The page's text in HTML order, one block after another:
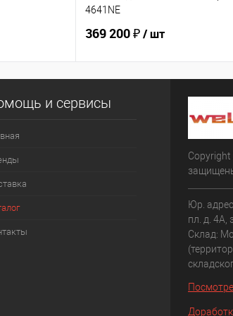
4641NE
369 200 ₽/ шт
и сервисы
Юр.
пл. д. 4А,
Склад: